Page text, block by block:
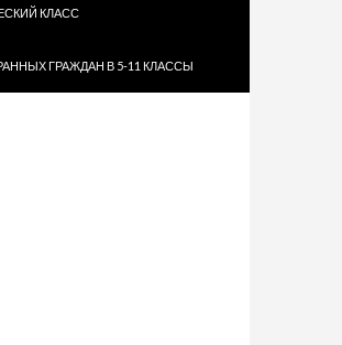
КЛАСС
ГРАЖДАН В 5-11 КЛАССЫ